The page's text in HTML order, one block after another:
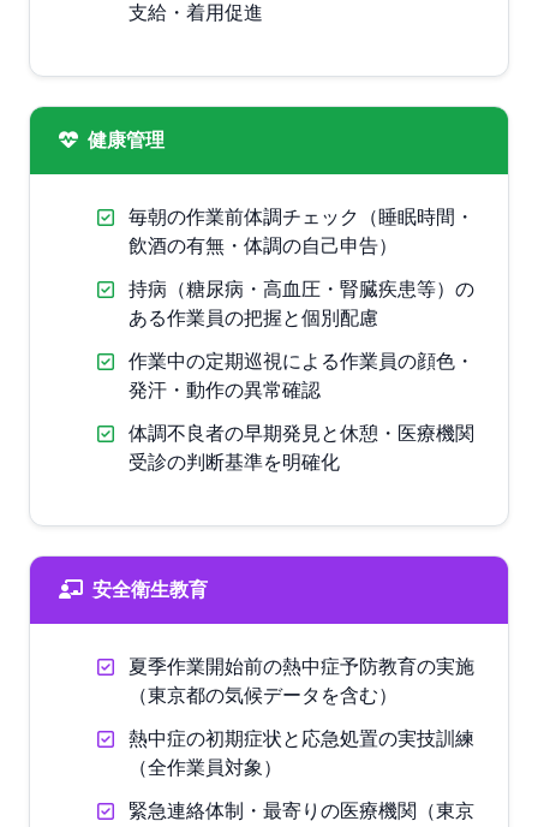
支給・着用促進
健康管理
毎朝の作業前体調チェック（睡眠時間・
飲酒の有無・体調の自己申告）
持病（糖尿病・高血圧・腎臓疾患等）の
ある作業員の把握と個別配慮
作業中の定期巡視による作業員の顔色・
発汗・動作の異常確認
体調不良者の早期発見と休憩・医療機関
受診の判断基準を明確化
安全衛生教育
夏季作業開始前の熱中症予防教育の実施
（東京都の気候データを含む）
熱中症の初期症状と応急処置の実技訓練
（全作業員対象）
緊急連絡体制・最寄りの医療機関（東京